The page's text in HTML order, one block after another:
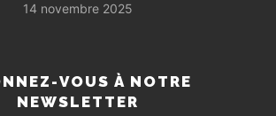
14 novembre 2025
VOUS À NOTRE
NEWSLETTER